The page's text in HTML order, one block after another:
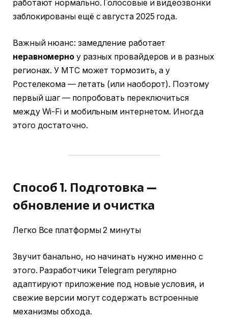
работают нормально. Голосовые и видеозвонки
заблокированы ещё с августа 2025 года.
Важный нюанс: замедление работает
неравномерно у разных провайдеров и в разных
регионах. У МТС может тормозить, а у
Ростелекома — летать (или наоборот). Поэтому
первый шаг — попробовать переключиться
между Wi-Fi и мобильным интернетом. Иногда
этого достаточно.
Способ 1. Подготовка —
обновление и очистка
Легко Все платформы 2 минуты
Звучит банально, но начинать нужно именно с
этого. Разработчики Telegram регулярно
адаптируют приложение под новые условия, и
свежие версии могут содержать встроенные
механизмы обхода.